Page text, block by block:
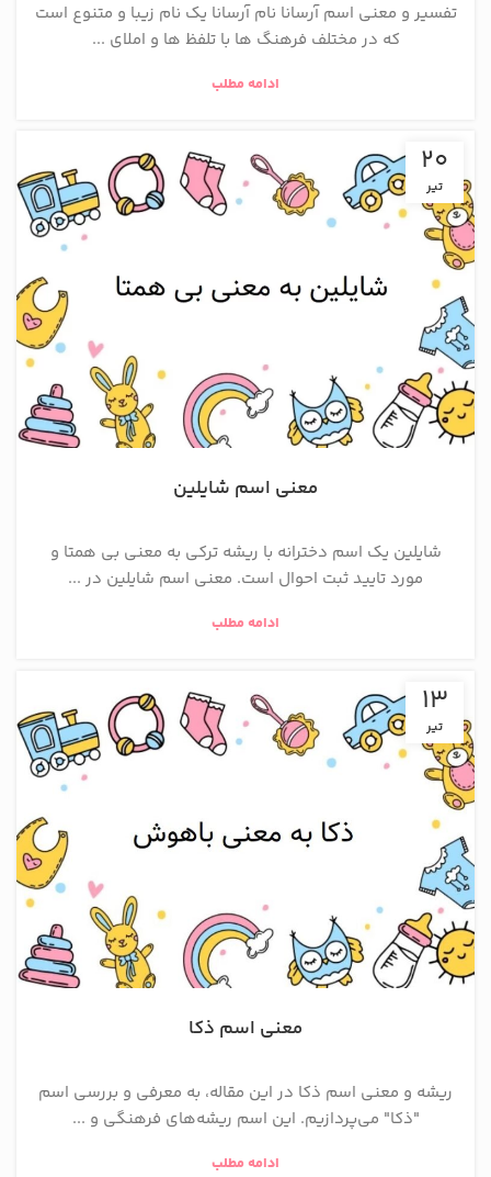
تفسیر و معنی اسم آرسانا نام آرسانا یک نام زیبا و متنوع است
که در مختلف فرهنگ ها با تلفظ ها و املای ...
ادامه مطلب
20
تیر
معنی اسم شایلین
شایلین یک اسم دخترانه با ریشه ترکی به معنی بی همتا و
مورد تایید ثبت احوال است. معنی اسم شایلین در ...
ادامه مطلب
13
تیر
معنی اسم ذکا
ریشه و معنی اسم ذکا در این مقاله، به معرفی و بررسی اسم
"ذکا" می‌پردازیم. این اسم ریشه‌های فرهنگی و ...
ادامه مطلب